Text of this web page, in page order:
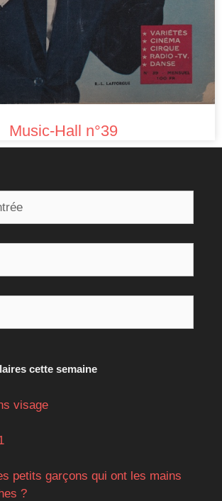
Music-Hall n°39
cette semaine
visage
petits garçons qui ont les mains
?